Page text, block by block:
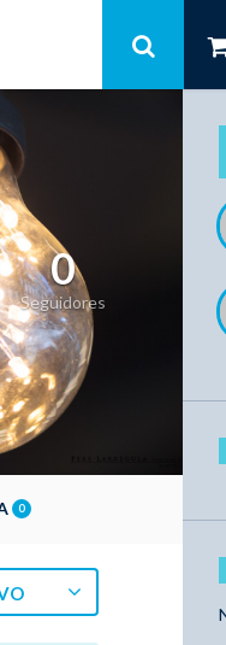
0
Seguidores
0